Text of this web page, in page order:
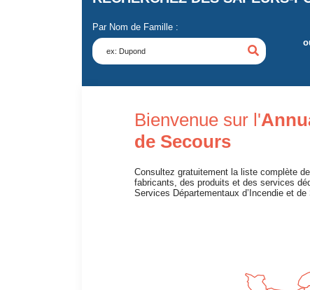
Par Nom de Famille :
Bienvenue sur l'
de Secours
Consultez gratuitement la liste complète
fabricants, des produits et des services
Services Départementaux d’Incendie et